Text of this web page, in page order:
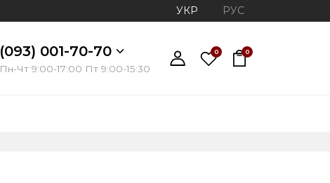
УКР РУС
(093) 001-70-70
Пн-Чт 9:00-17:00 Пт 9:00-15:30
0 0